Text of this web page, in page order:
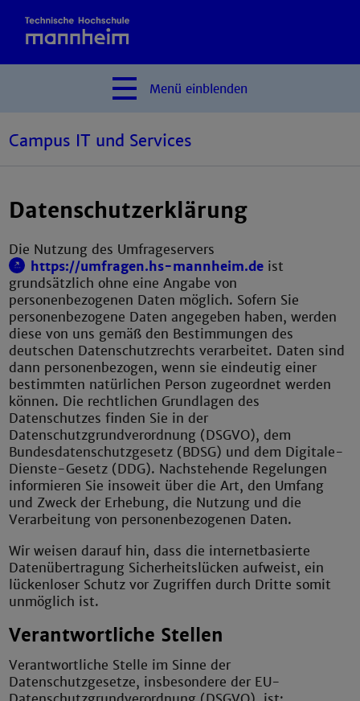
Menü einblenden
Campus IT und Services
Datenschutzerklärung
Die Nutzung des Umfrageservers
https://umfragen.hs-mannheim.de ist
grundsätzlich ohne eine Angabe von
personenbezogenen Daten möglich. Sofern Sie
personenbezogene Daten angegeben haben, werden
diese von uns gemäß den Bestimmungen des
deutschen Datenschutzrechts verarbeitet. Daten sind
dann personenbezogen, wenn sie eindeutig einer
bestimmten natürlichen Person zugeordnet werden
können. Die rechtlichen Grundlagen des
Datenschutzes finden Sie in der
Datenschutzgrundverordnung (DSGVO), dem
Bundesdatenschutzgesetz (BDSG) und dem Digitale-
Dienste-Gesetz (DDG). Nachstehende Regelungen
informieren Sie insoweit über die Art, den Umfang
und Zweck der Erhebung, die Nutzung und die
Verarbeitung von personenbezogenen Daten.
Wir weisen darauf hin, dass die internetbasierte
Datenübertragung Sicherheitslücken aufweist, ein
lückenloser Schutz vor Zugriffen durch Dritte somit
unmöglich ist.
Verantwortliche Stellen
Verantwortliche Stelle im Sinne der
Datenschutzgesetze, insbesondere der EU-